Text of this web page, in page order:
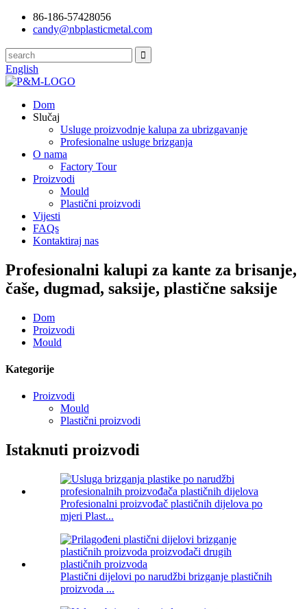
86-186-57428056
candy@nbplasticmetal.com
English
Dom
Slučaj
Usluge proizvodnje kalupa za ubrizgavanje
Profesionalne usluge brizganja
O nama
Factory Tour
Proizvodi
Mould
Plastični proizvodi
Vijesti
FAQs
Kontaktiraj nas
Profesionalni kalupi za kante za brisanje,
čaše, dugmad, saksije, plastične saksije
Dom
Proizvodi
Mould
Kategorije
Proizvodi
Mould
Plastični proizvodi
Istaknuti proizvodi
Profesionalni proizvođač plastičnih dijelova po
mjeri Plast...
Plastični dijelovi po narudžbi brizganje plastičnih
proizvoda ...